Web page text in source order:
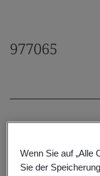
977065
Wenn Sie auf „Alle
Sie der